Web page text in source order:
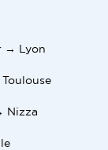
→ Lyon
Nizza